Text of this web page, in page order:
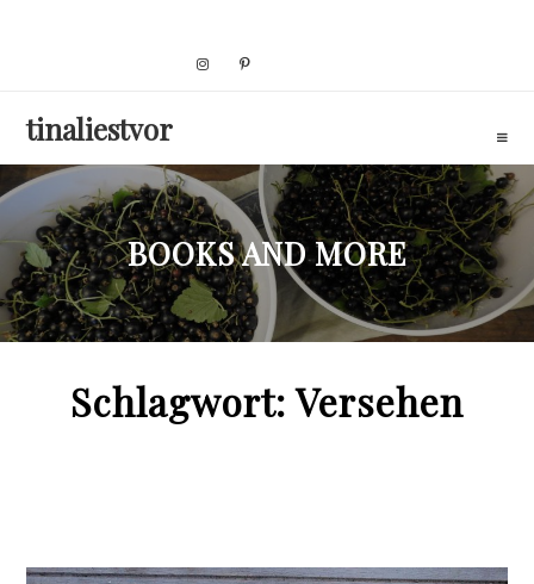
tinaliestvor
BOOKS AND MORE
Schlagwort:Versehen